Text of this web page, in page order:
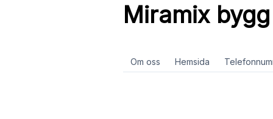
Miramix bygg
Om oss Hemsida